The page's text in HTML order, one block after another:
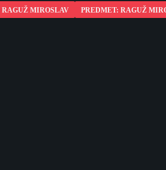
MIROSLAV PREDMET: RAGUŽ